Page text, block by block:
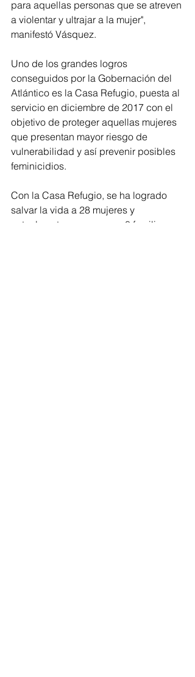
para aquellas personas que se atreven
a violentar y ultrajar a la mujer",
manifestó Vásquez.
Uno de los grandes logros
conseguidos por la Gobernación del
Atlántico es la Casa Refugio, puesta al
servicio en diciembre de 2017 con el
objetivo de proteger aquellas mujeres
que presentan mayor riesgo de
vulnerabilidad y así prevenir posibles
feminicidios.
Con la Casa Refugio, se ha logrado
salvar la vida a 28 mujeres y
actualmente permanecen 8 familias